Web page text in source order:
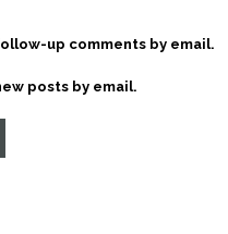
up comments by email.
posts by email.